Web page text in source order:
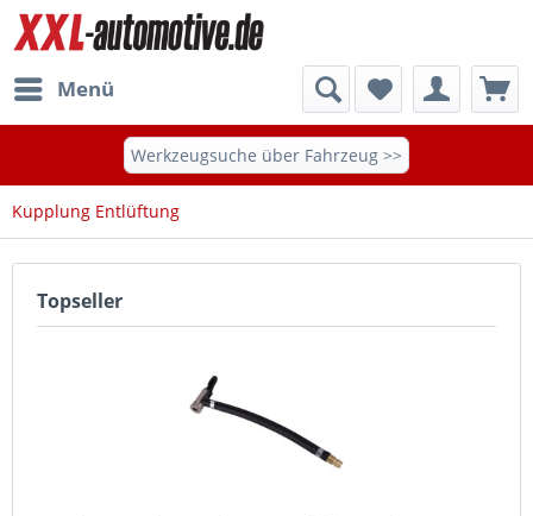
Menü
Werkzeugsuche über Fahrzeug >>
Kupplung Entlüftung
Topseller